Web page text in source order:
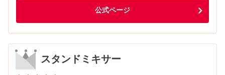
公式ページ
スタンドミキサー